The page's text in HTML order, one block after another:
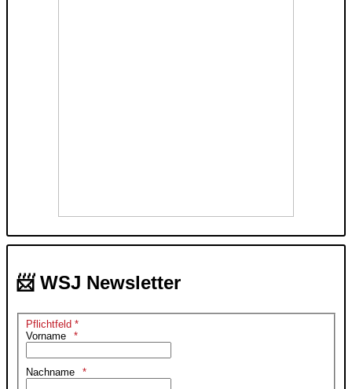
📨 WSJ Newsletter
Pflichtfeld *
Vorname
Nachname